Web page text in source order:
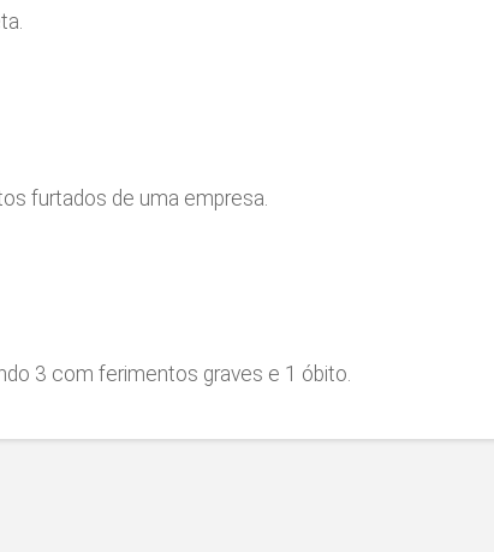
furtados de uma empresa.
3 com ferimentos graves e 1 óbito.